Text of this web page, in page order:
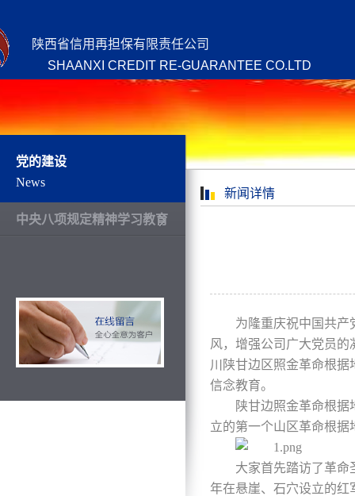
陕西省信用再担保有限责任公司
SHAANXI CREDIT RE-GUARANTEE CO.LTD
党的建设
News
中央八项规定精神学习教育
新闻详情
为隆重庆祝中国共产
风，增强公司广大党员的
川陕甘边区照金革命根
信念教育。
陕甘边照金革命根据
立的第一个山区革命根
大家首先踏访了革命
年在悬崖、石穴设立的红